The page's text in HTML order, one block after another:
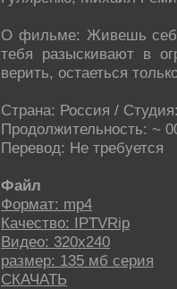
О фильме: Живешь
тебя разыскивают в
верить, остаеться
Страна: Россия /
Продолжительность: ~
Перевод: Не требуется
Файл
Формат: mp4
Качество: IPTVRip
Видео: 320х240
размер: 135 мб серия
СКАЧАТЬ